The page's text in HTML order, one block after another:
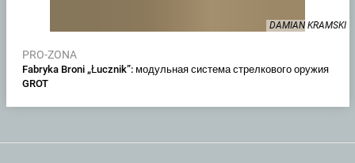
DAMIAN KRAMSKI
PRO-ZONA
Fabryka Broni „Łucznik”: модульная система стрелкового оружия
GROT